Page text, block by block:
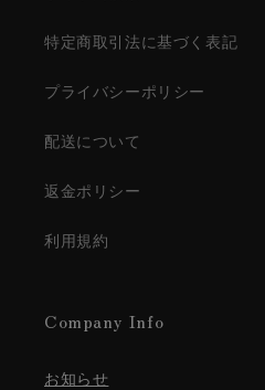
特定商取引法に基づく表記
プライバシーポリシー
配送について
返金ポリシー
利用規約
Company Info
お知らせ